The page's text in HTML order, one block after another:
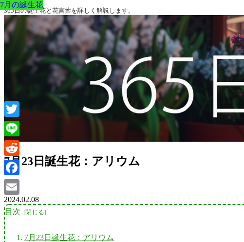
365日の誕生花と花言葉を詳しく解説します。
7月23日誕生花：アリウム
7月の誕生花
2024.02.08
目次
7月23日誕生花：アリウム
7月の誕生花
7月の誕生花
7月の誕生花
7月の誕生花
7月の誕生花
7月の誕生花
Twitter
Line
Reddit
Facebook
Email